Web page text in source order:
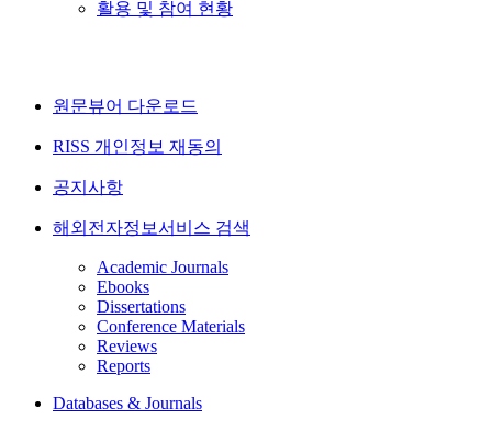
활용 및 참여 현황
원문뷰어 다운로드
RISS 개인정보 재동의
공지사항
해외전자정보서비스 검색
Academic Journals
Ebooks
Dissertations
Conference Materials
Reviews
Reports
Databases & Journals